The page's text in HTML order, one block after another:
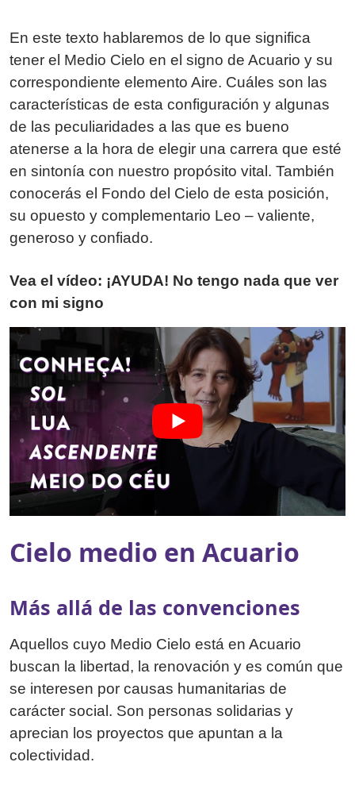
En este texto hablaremos de lo que significa
tener el Medio Cielo en el signo de Acuario y su
correspondiente elemento Aire. Cuáles son las
características de esta configuración y algunas
de las peculiaridades a las que es bueno
atenerse a la hora de elegir una carrera que esté
en sintonía con nuestro propósito vital. También
conocerás el Fondo del Cielo de esta posición,
su opuesto y complementario Leo – valiente,
generoso y confiado.
Vea el vídeo: ¡AYUDA! No tengo nada que ver
con mi signo
Cielo medio en Acuario
Más allá de las convenciones
Aquellos cuyo Medio Cielo está en Acuario
buscan la libertad, la renovación y es común que
se interesen por causas humanitarias de
carácter social. Son personas solidarias y
aprecian los proyectos que apuntan a la
colectividad.